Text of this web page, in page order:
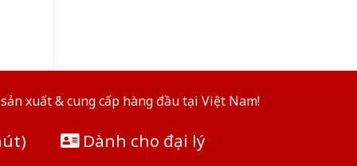
xuất & cung cấp hàng đầu tại Việt Nam!
Dành cho đại lý